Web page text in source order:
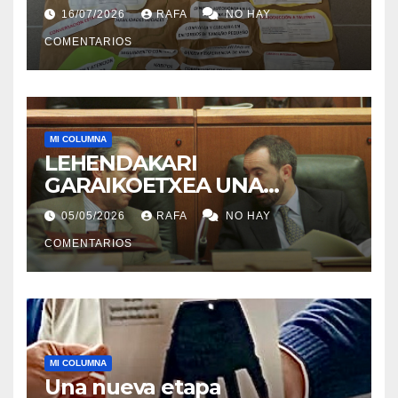
acogida
16/07/2026 RAFA NO HAY
COMENTARIOS
MI COLUMNA
LEHENDAKARI
GARAIKOETXEA UNA
PERSONA QUE DIGNIFICA EL
EJERCICIO DE LA POLÍTICA
05/05/2026 RAFA NO HAY
COMENTARIOS
MI COLUMNA
Una nueva etapa